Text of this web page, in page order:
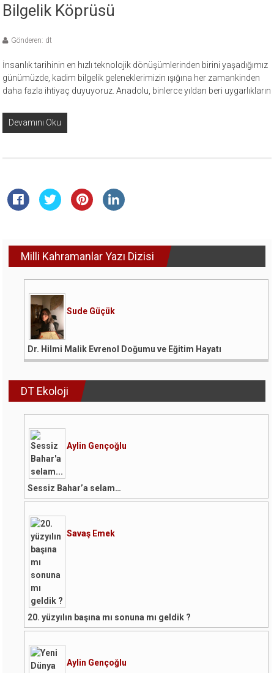
Bilgelik Köprüsü
Gönderen: dt
İnsanlık tarihinin en hızlı teknolojik dönüşümlerinden birini yaşadığımız
günümüzde, kadim bilgelik geleneklerimizin ışığına her zamankinden
daha fazla ihtiyaç duyuyoruz. Anadolu, binlerce yıldan beri uygarlıkların
Devamını Oku
Milli Kahramanlar Yazı Dizisi
Sude Güçük
Dr. Hilmi Malik Evrenol Doğumu ve Eğitim Hayatı
DT Ekoloji
Aylin Gençoğlu
Sessiz Bahar’a selam…
Savaş Emek
20. yüzyılın başına mı sonuna mı geldik ?
Aylin Gençoğlu